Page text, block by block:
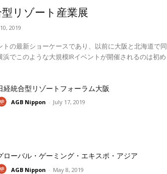
リゾート産業展
2019
の最新ショーケースであり、以前に大阪と北海道で同
でこのような大規模IRイベントが開催されるのは初め
経統合型リゾートフォーラム大阪
AGB Nippon - July 17, 2019
ローバル・ゲーミング・エキスポ・アジア
AGB Nippon - May 8, 2019